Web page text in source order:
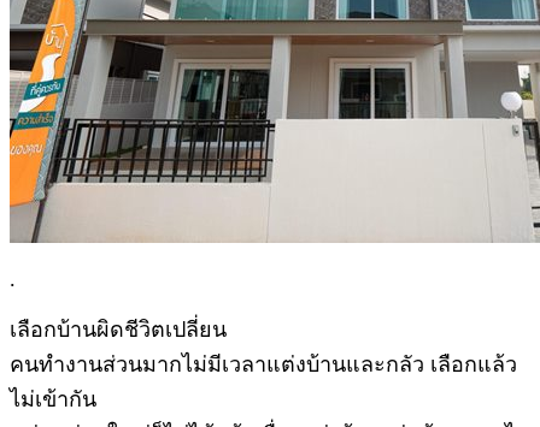
.
เลือกบ้านผิดชีวิตเปลี่ยน
คนทำงานส่วนมากไม่มีเวลาแต่งบ้านและกลัว เลือกแล้ว
ไม่เข้ากัน